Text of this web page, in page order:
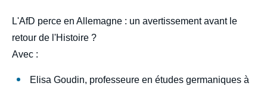
body
L'AfD perce en Allemagne : un avertissement avant le
retour de l'Histoire ?
Avec :
Elisa Goudin, professeure en études germaniques à